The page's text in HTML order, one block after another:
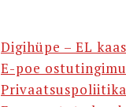
Digihüpe – EL
E-poe
Privaatsuspoliitika